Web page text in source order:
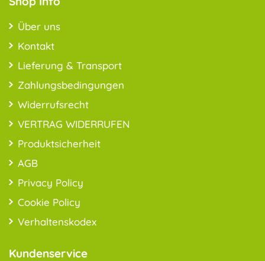
Über uns
Kontakt
Lieferung & Transport
Zahlungsbedingungen
Widerrufsrecht
VERTRAG WIDERRUFEN
Produktsicherheit
AGB
Privacy Policy
Cookie Policy
Verhaltenskodex
Kundenservice